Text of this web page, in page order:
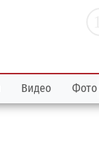
Видео Фото